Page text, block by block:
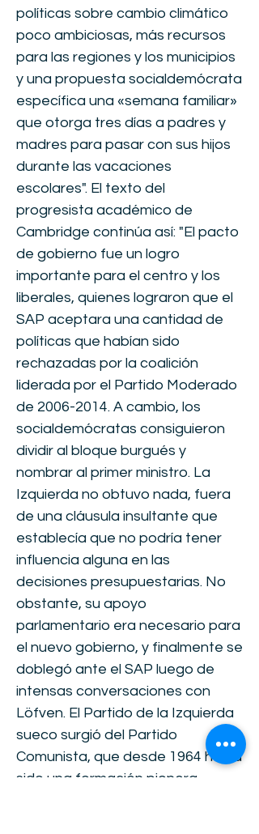
políticas sobre cambio climático
poco ambiciosas, más recursos
para las regiones y los municipios
y una propuesta socialdemócrata
específica una «semana familiar»
que otorga tres días a padres y
madres para pasar con sus hijos
durante las vacaciones
escolares". El texto del
progresista académico de
Cambridge continúa así: "El pacto
de gobierno fue un logro
importante para el centro y los
liberales, quienes lograron que el
SAP aceptara una cantidad de
políticas que habían sido
rechazadas por la coalición
liderada por el Partido Moderado
de 2006-2014. A cambio, los
socialdemócratas consiguieron
dividir al bloque burgués y
nombrar al primer ministro. La
Izquierda no obtuvo nada, fuera
de una cláusula insultante que
establecía que no podría tener
influencia alguna en las
decisiones presupuestarias. No
obstante, su apoyo
parlamentario era necesario para
el nuevo gobierno, y finalmente se
doblegó ante el SAP luego de
intensas conversaciones con
Löfven. El Partido de la Izquierda
sueco surgió del Partido
Comunista, que desde 1964 había
sido una formación pionera